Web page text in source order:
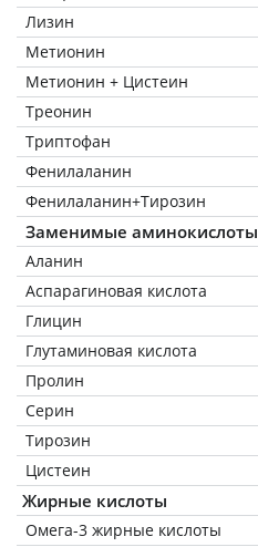
Лизин
Метионин
Метионин + Цистеин
Треонин
Триптофан
Фенилаланин
Фенилаланин+Тирозин
Заменимые аминокислоты
Аланин
Аспарагиновая кислота
Глицин
Глутаминовая кислота
Пролин
Серин
Тирозин
Цистеин
Жирные кислоты
Омега-3 жирные кислоты